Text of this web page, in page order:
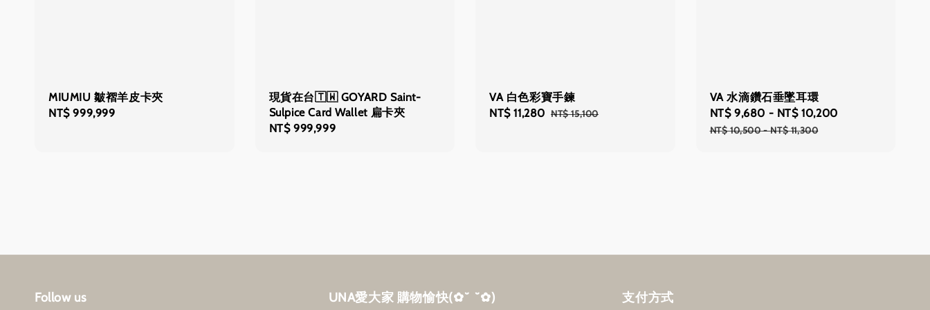
MIUMIU 皺褶羊皮卡夾
Regular
NT$ 999,999
現貨在台🇹🇼 GOYARD Saint-
Sulpice Card Wallet 扁卡夾
Regular
NT$ 999,999
VA 白色彩寶手鍊
Sale
NT$ 11,280 Regular
NT$ 15,100
VA 水滴鑽石垂墜耳環
Sale
price
NT$ 9,680 - NT$ 10,200
NT$ 10,500-NT$ 11,300
Follow us UNA愛大家 購物愉快‎(✿˘ ˘✿) 支付方式